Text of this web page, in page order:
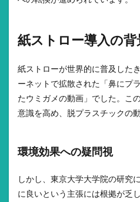
紙ストロー導入の背
紙ストローが世界的に普及した
ーネットで拡散された「鼻にプ
たウミガメの動画」でした。こ
意識を高め、脱プラスチックの
環境効果への疑問視
しかし、東京大学大学院の研究
に良いという主張には根拠が乏